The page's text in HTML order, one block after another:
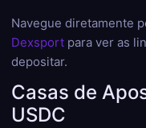
Navegue diretamente
Dexsport para ver as
depositar.
Casas de
USDC